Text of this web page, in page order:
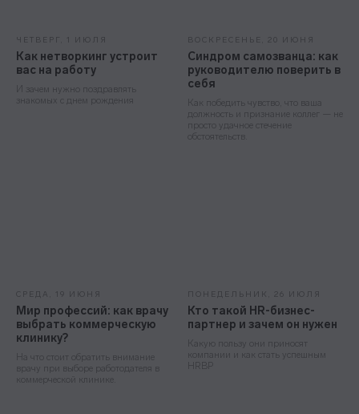
ЧЕТВЕРГ, 1 ИЮЛЯ
Как нетворкинг устроит
вас на работу
И зачем нужно поздравлять
знакомых с днем рождения
ВОСКРЕСЕНЬЕ, 20 ИЮНЯ
Синдром самозванца: как
руководителю поверить в
себя
Как победить чувство, что ваша
должность и признание коллег — не
просто удачное стечение
обстоятельств.
СРЕДА, 19 ИЮНЯ
Мир профессий: как врачу
выбрать коммерческую
клинику?
На что стоит обратить внимание
врачу при выборе работодателя в
коммерческой клинике.
ПОНЕДЕЛЬНИК, 26 ИЮЛЯ
Кто такой HR-бизнес-
партнер и зачем он нужен
Какую пользу они приносят
компании и как стать успешным
HRBP
на почту соискателя. У вас
красивая или fgh12j332jb?
Подпишитесь на нашу рассылку.
Расскажем, как быстрее дорасти